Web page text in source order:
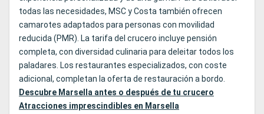
todas las necesidades, MSC y Costa también ofrecen
camarotes adaptados para personas con movilidad
reducida (PMR). La tarifa del crucero incluye pensión
completa, con diversidad culinaria para deleitar todos los
paladares. Los restaurantes especializados, con coste
adicional, completan la oferta de restauración a bordo.
Descubre Marsella antes o después de tu crucero
Atracciones imprescindibles en Marsella